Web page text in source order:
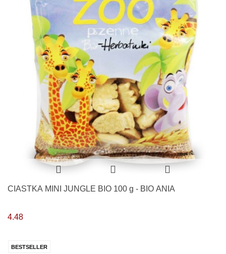
CIASTKA MINI JUNGLE BIO 100 g - BIO ANIA
4.48
BESTSELLER